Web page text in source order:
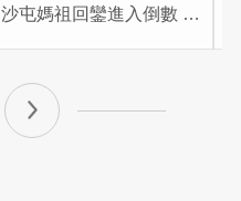
沙屯媽祖回鑾進入倒數 預